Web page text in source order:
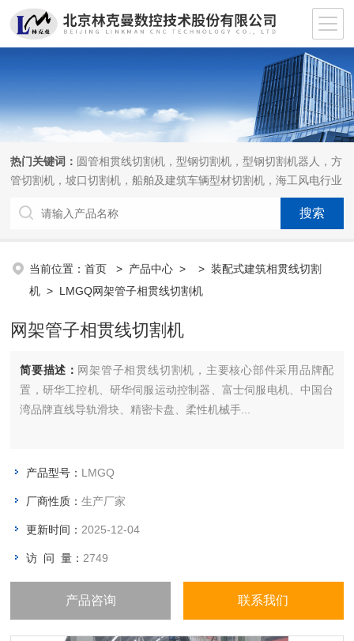
热门关键词： 圆管相贯线切割机，型钢切割机，型钢切割机器人，方
管切割机，坡口切割机，船舶及建筑车辆型材切割机，海工风电行业
当前位置：首页 > 产品中心 > >装配式建筑相贯线切割
机 > LMGQ网架管子相贯线切割机
网架管子相贯线切割机
简要描述： 网架管子相贯线切割机，主要核心部件采用品牌配
置，研华工控机、研华伺服运动控制器、富士伺服电机、中国台
湾品牌直线导轨滑块、精密卡盘、柔性机械手...
产品型号： LMGQ
厂商性质：生产厂家
更新时间： 2025-12-04
访 问 量： 2749
产品咨询 联系我们